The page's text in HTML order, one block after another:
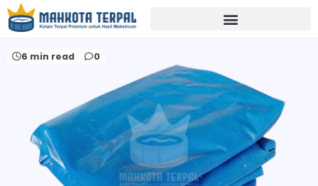
Home distributor terpal madiun
6 min read 0